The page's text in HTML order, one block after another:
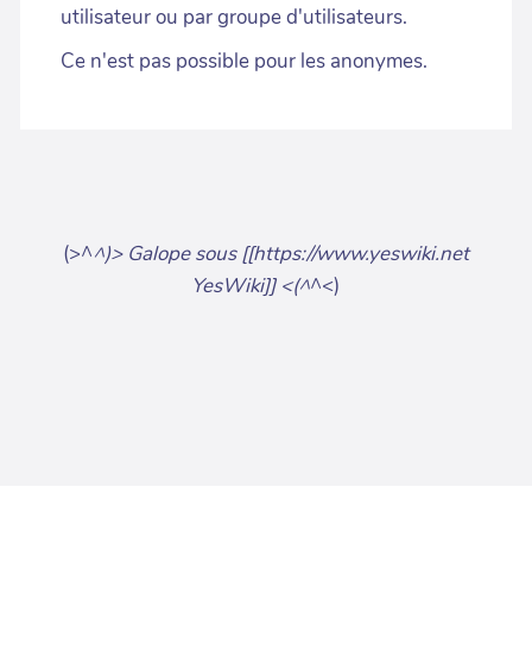
utilisateur ou par groupe d'utilisateurs.
Ce n'est pas possible pour les anonymes.
(>^^)> Galope sous [[https://www.yeswiki.net
YesWiki]] <(^^<)